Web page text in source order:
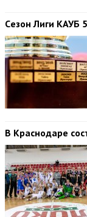
Cезон Лиги КАУБ
В Краснодаре